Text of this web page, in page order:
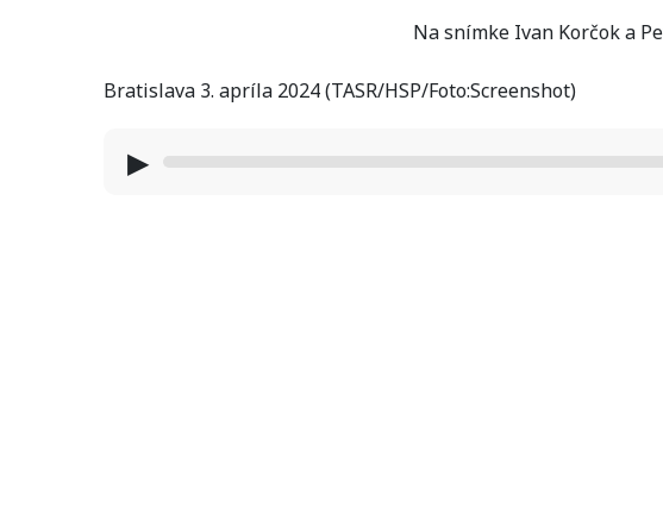
Na snímke Ivan Korčok a
Bratislava 3. apríla 2024 (TASR/HSP/Foto:Screenshot)
▶